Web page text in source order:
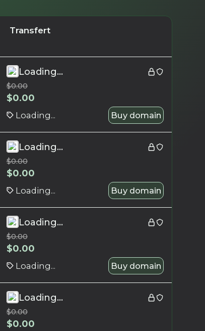
Transfert
Loading...
$0.00
$0.00
Loading... Buy domain
Loading...
$0.00
$0.00
Loading... Buy domain
Loading...
$0.00
$0.00
Loading... Buy domain
Loading...
$0.00
$0.00